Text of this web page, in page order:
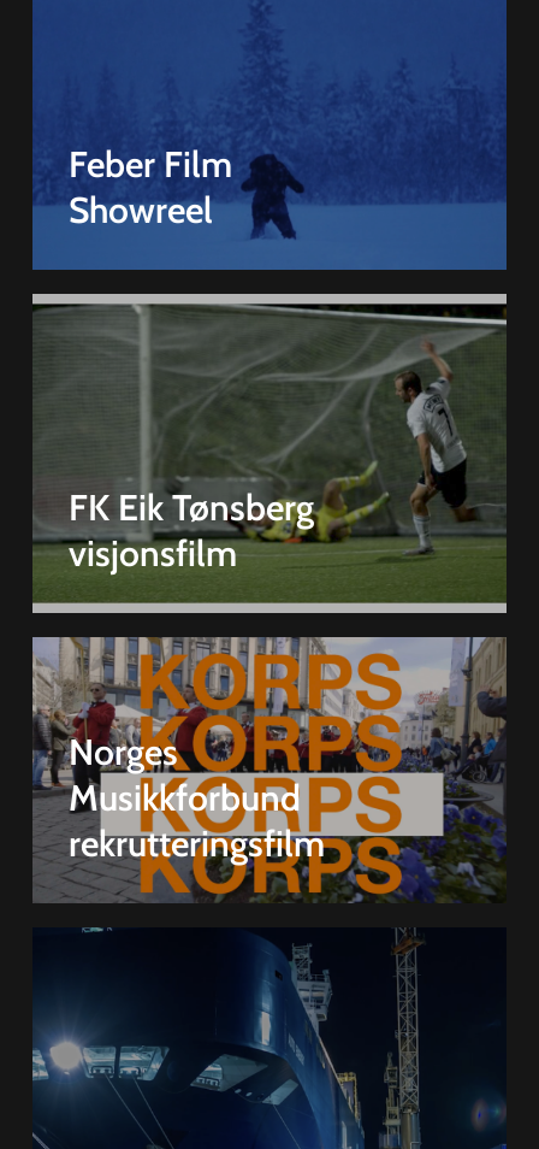
Feber Film
Showreel
FK Eik Tønsberg
visjonsfilm
Norges
Musikkforbund
rekrutteringsfilm